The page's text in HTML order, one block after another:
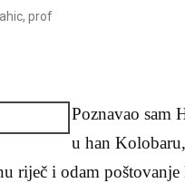
prof
Poznavao sam
u han
riječ i odam